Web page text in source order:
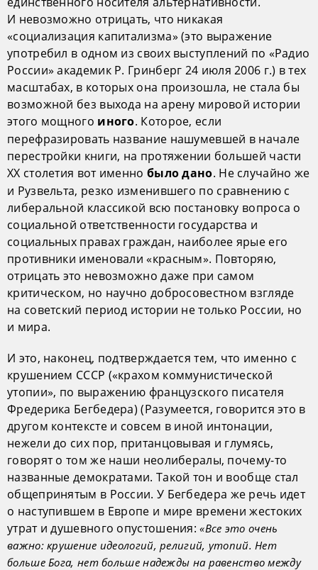
И невозможно отрицать, что никакая
«социализация капитализма» (это выражение
употребил в одном из своих выступлений по «Радио
России» академик Р. Гринберг 24 июля 2006 г.) в тех
масштабах, в которых она произошла, не стала бы
возможной без выхода на арену мировой истории
этого мощного иного. Которое, если
перефразировать название нашумевшей в начале
перестройки книги, на протяжении большей части
XX столетия вот именно было дано. Не случайно же
и Рузвельта, резко изменившего по сравнению с
либеральной классикой всю постановку вопроса о
социальной ответственности государства и
социальных правах граждан, наиболее ярые его
противники именовали «красным». Повторяю,
отрицать это невозможно даже при самом
критическом, но научно добросовестном взгляде
на советский период истории не только России, но
и мира.
И это, наконец, подтверждается тем, что именно с
крушением СССР («крахом коммунистической
утопии», по выражению французского писателя
Фредерика Бегбедера) (Разумеется, говорится это в
другом контексте и совсем в иной интонации,
нежели до сих пор, пританцовывая и глумясь,
говорят о том же наши неолибералы, почему-то
названные демократами. Такой тон и вообще стал
общепринятым в России. У Бегбедера же речь идет
о наступившем в Европе и мире времени жестоких
утрат и душевного опустошения:«Все это очень
важно: крушение идеологий, религий, утопий. Нет
больше Бога, нет больше надежды на равенство между